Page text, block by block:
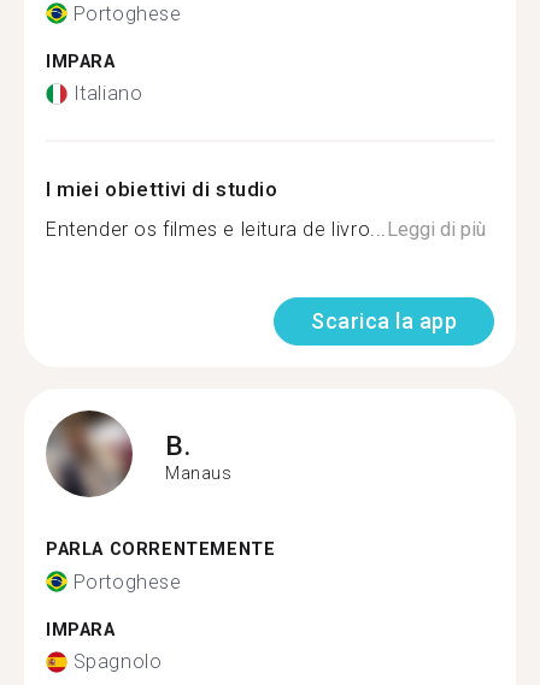
Portoghese
IMPARA
Italiano
I miei obiettivi di studio
Entender os filmes e leitura de livro...Leggi di più
Scarica la app
B.
Manaus
PARLA CORRENTEMENTE
Portoghese
IMPARA
Spagnolo